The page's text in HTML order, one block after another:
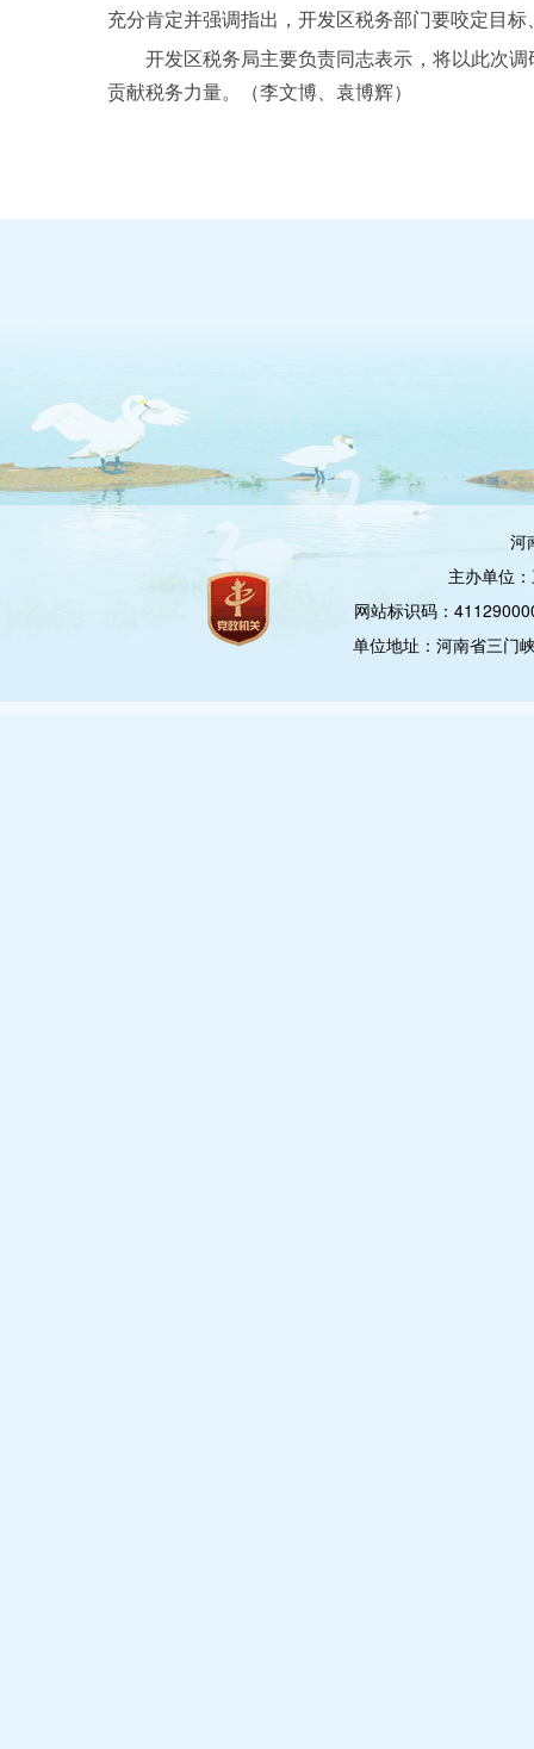
充分肯定并强调指出，开发区税务部门要咬定目
开发区税务局主要负责同志表示，将以此次调
贡献税务力量。（李文博、袁博辉）
河
主办单位
网站标识码：
单位地址：河南省三